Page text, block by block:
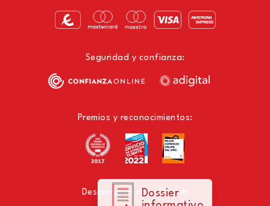
Seguridad y confianza:
Premios y reconocimientos:
Descarga la app del club
Dossier